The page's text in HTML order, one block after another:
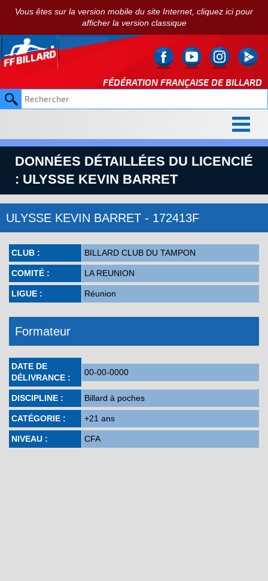
Vous êtes sur la version mobile du site Internet, cliquez ici pour
afficher la version classique
FÉDÉRATION FRANÇAISE DE BILLARD
DONNÉES DÉTAILLÉES DU LICENCIÉ
: ULYSSE KEVIN BARRET
ULYSSE KEVIN BARRET - 172413F
CLUB : BILLARD CLUB DU TAMPON
COMITÉ : LA REUNION
LIGUE : Réunion
Formateur
DATE DE
DÉLIVRANCE :
00-00-0000
DISCIPLINE : Billard à poches
CATÉGORIE : +21 ans
NIVEAU : CFA